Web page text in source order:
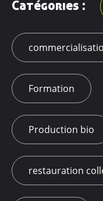
Catégories :
Formation
Production bio
restauration